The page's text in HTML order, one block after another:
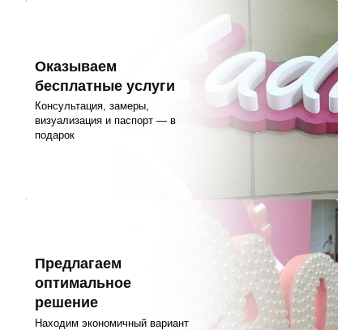
Оказываем
бесплатные услуги
Консультация, замеры,
визуализация и паспорт — в
подарок
Предлагаем
оптимальное
решение
Находим экономичный вариант